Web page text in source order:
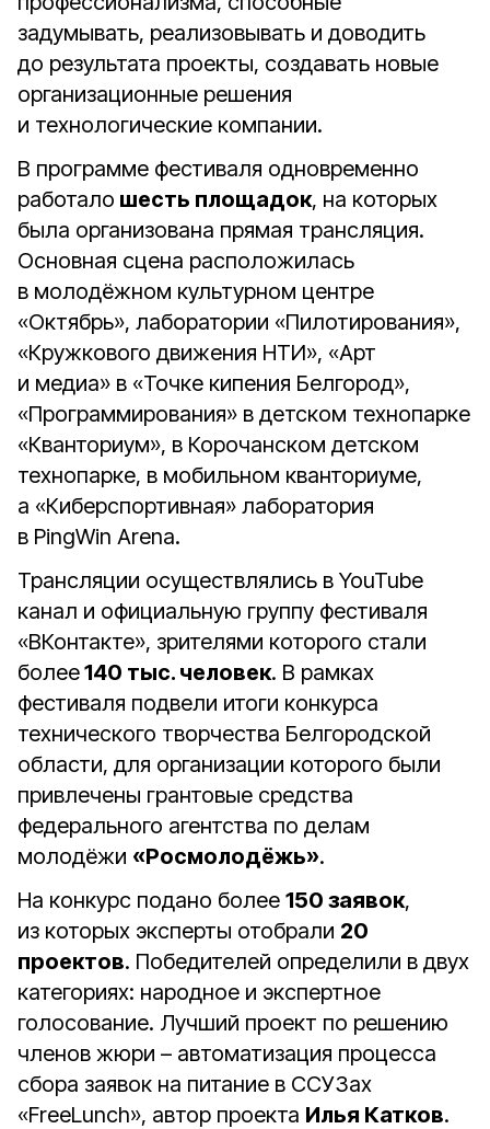
задумывать, реализовывать и доводить
до результата проекты, создавать новые
организационные решения
и технологические компании.
В программе фестиваля одновременно
работало шесть площадок, на которых
была организована прямая трансляция.
Основная сцена расположилась
в молодёжном культурном центре
«Октябрь», лаборатории «Пилотирования»,
«Кружкового движения НТИ», «Арт
и медиа» в «Точке кипения Белгород»,
«Программирования» в детском технопарке
«Кванториум», в Корочанском детском
технопарке, в мобильном кванториуме,
а «Киберспортивная» лаборатория
в PingWin Arena.
Трансляции осуществлялись в YouTube
канал и официальную группу фестиваля
«ВКонтакте», зрителями которого стали
более140 тыс. человек. В рамках
фестиваля подвели итоги конкурса
технического творчества Белгородской
области, для организации которого были
привлечены грантовые средства
федерального агентства по делам
молодёжи «Росмолодёжь».
На конкурс подано более 150 заявок,
из которых эксперты отобрали 20
проектов. Победителей определили в двух
категориях: народное и экспертное
голосование. Лучший проект по решению
членов жюри – автоматизация процесса
сбора заявок на питание в ССУЗах
«FreeLunch», автор проекта Илья Катков.